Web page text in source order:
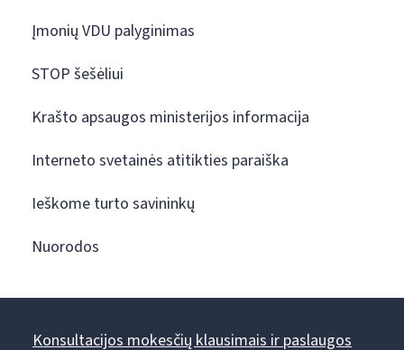
Įmonių VDU palyginimas
STOP šešėliui
Krašto apsaugos ministerijos informacija
Interneto svetainės atitikties paraiška
Ieškome turto savininkų
Nuorodos
Konsultacijos mokesčių klausimais ir paslaugos